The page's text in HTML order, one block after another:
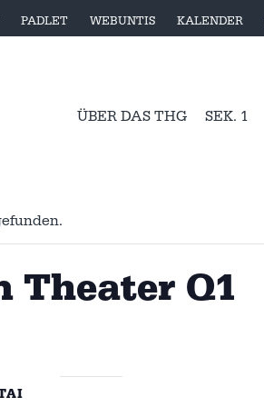
PADLET WEBUNTIS KALENDER
ÜBER DAS THG SEK. 1
Theater Q1